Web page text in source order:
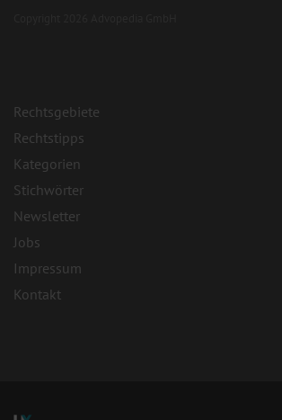
Rechtsgebiete
Rechtstipps
Kategorien
Stichwörter
Newsletter
Jobs
Impressum
Kontakt